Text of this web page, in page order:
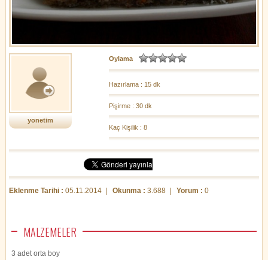
yonetim
Oylama
Hazırlama : 15 dk
Pişirme : 30 dk
Kaç Kişilik : 8
Eklenme Tarihi : 05.11.2014 | Okunma : 3.688 | Yorum : 0
MALZEMELER
3 adet orta boy